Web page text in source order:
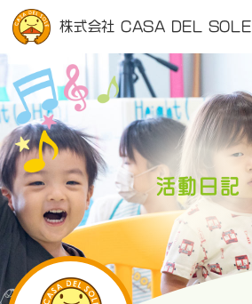
株式会社 CASA DEL SOLE
活動日記